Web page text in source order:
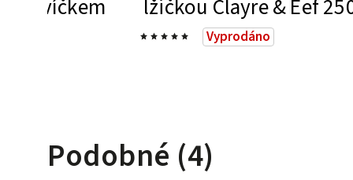
víčkem lžičkou Clayre & Eef
Vyprodáno
Podobné (4)